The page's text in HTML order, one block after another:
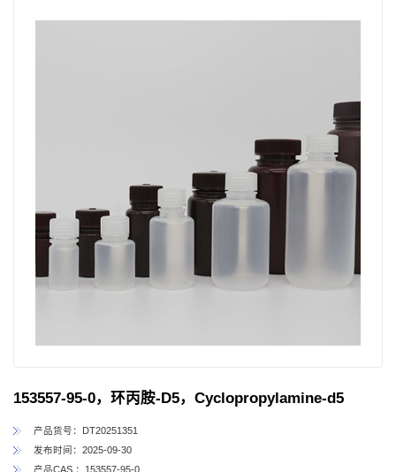
153557-95-0，环丙胺-D5，Cyclopropylamine-d5
产品货号：DT20251351
发布时间：2025-09-30
产品CAS ：153557-95-0